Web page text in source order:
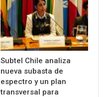
Subtel Chile analiza
nueva subasta de
espectro y un plan
transversal para